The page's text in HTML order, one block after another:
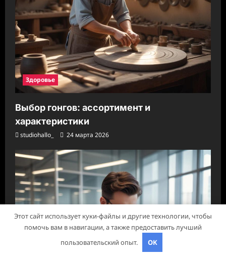
Здоровье
Выбор гонгов: ассортимент и
характеристики
studiohallo_ 24 марта 2026
Этот сайт использует куки-файлы и другие технологии, чтобы
помочь вам в навигации, а также предоставить лучший
пользовательский опыт.
OK